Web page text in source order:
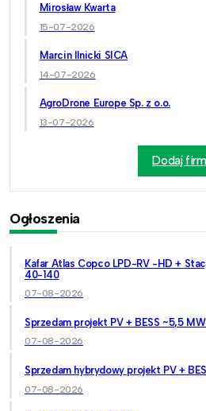
Mirosław Kwarta
15-07-2026
Marcin Ilnicki SICA
14-07-2026
AgroDrone Europe Sp. z o.o.
13-07-2026
Dodaj
Ogłoszenia
Kafar Atlas Copco LPD-RV -HD +
40-140
07-08-2026
Sprzedam projekt PV + BESS ~5,5
07-08-2026
Sprzedam hybrydowy projekt PV +
07-08-2026